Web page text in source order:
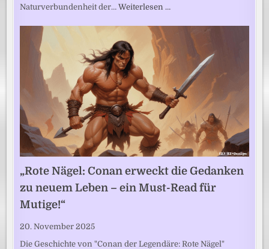
Naturverbundenheit der…Weiterlesen …
„Rote Nägel: Conan erweckt die Gedanken
zu neuem Leben – ein Must-Read für
Mutige!“
20. November 2025
Die Geschichte von "Conan der Legendäre: Rote Nägel"